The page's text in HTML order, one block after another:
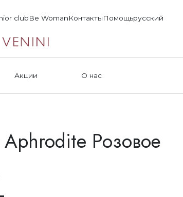
clubBe WomanКонтактыПомощьрусский
Акции О нас
Розовое